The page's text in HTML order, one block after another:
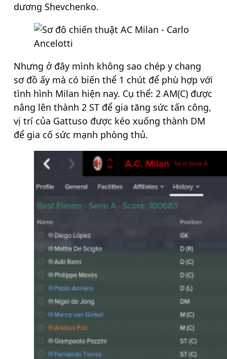
dương Shevchenko.
Nhưng ở đây mình không sao chép y chang
sơ đồ ấy mà có biến thể 1 chút để phù hợp với
tình hình Milan hiện nay. Cụ thể: 2 AM(C) được
nâng lên thành 2 ST để gia tăng sức tấn công,
vị trí của Gattuso được kéo xuống thành DM
để gia cố sức mạnh phòng thủ.